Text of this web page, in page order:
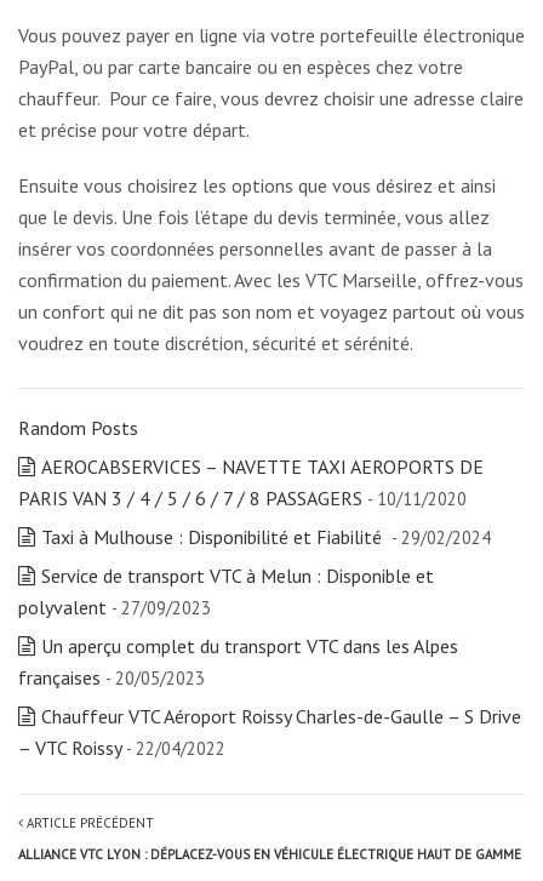
Vous pouvez payer en ligne via votre portefeuille électronique
PayPal, ou par carte bancaire ou en espèces chez votre
chauffeur. Pour ce faire, vous devrez choisir une adresse claire
et précise pour votre départ.
Ensuite vous choisirez les options que vous désirez et ainsi
que le devis. Une fois l’étape du devis terminée, vous allez
insérer vos coordonnées personnelles avant de passer à la
confirmation du paiement. Avec les VTC Marseille, offrez-vous
un confort qui ne dit pas son nom et voyagez partout où vous
voudrez en toute discrétion, sécurité et sérénité.
Random Posts
AEROCABSERVICES – NAVETTE TAXI AEROPORTS DE
PARIS VAN 3 / 4 / 5 / 6 / 7 / 8 PASSAGERS - 10/11/2020
Taxi à Mulhouse : Disponibilité et Fiabilité - 29/02/2024
Service de transport VTC à Melun : Disponible et
polyvalent - 27/09/2023
Un aperçu complet du transport VTC dans les Alpes
françaises - 20/05/2023
Chauffeur VTC Aéroport Roissy Charles-de-Gaulle – S Drive
– VTC Roissy - 22/04/2022
ARTICLE PRÉCÉDENT
ALLIANCE VTC LYON : DÉPLACEZ-VOUS EN VÉHICULE ÉLECTRIQUE HAUT DE GAMME